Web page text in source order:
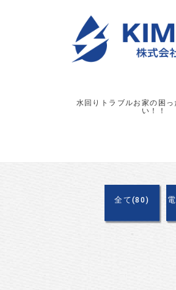
水回りトラブルお家の困っ
い！！
全て(80)